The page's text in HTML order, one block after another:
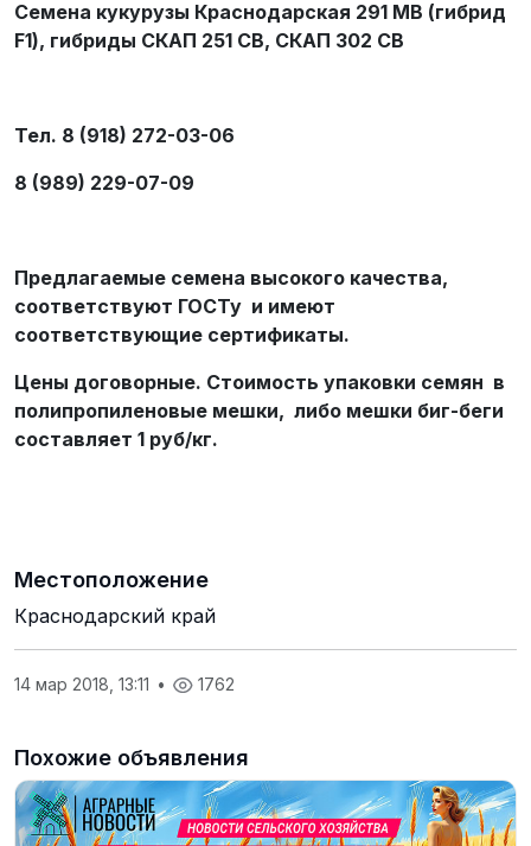
Семена кукурузы Краснодарская 291 МВ (гибрид
F1), гибриды СКАП 251 СВ, СКАП 302 СВ
Тел. 8 (918) 272-03-06
8 (989) 229-07-09
Предлагаемые семена высокого качества,
соответствуют ГОСТу и имеют
соответствующие сертификаты.
Цены договорные. Стоимость упаковки семян в
полипропиленовые мешки, либо мешки биг-беги
составляет 1 руб/кг.
Местоположение
Краснодарский край
14 мар 2018, 13:11 • 1762
Похожие объявления